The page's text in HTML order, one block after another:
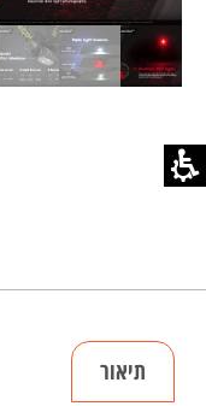
תיאור